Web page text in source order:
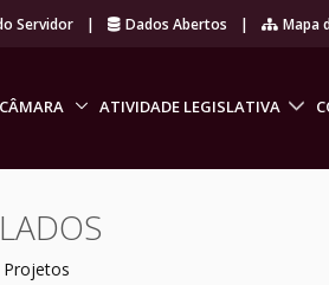
Servidor | Dados Abertos | Mapa
ATIVIDADE LEGISLATIVA
Projetos